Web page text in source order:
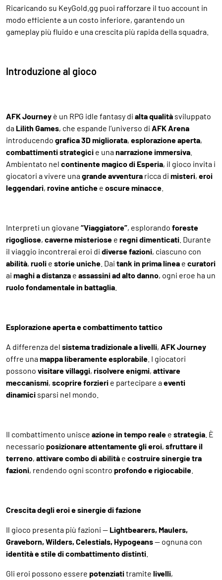
Ricaricando su KeyGold.gg puoi rafforzare il tuo account in
modo efficiente a un costo inferiore, garantendo un
gameplay più fluido e una crescita più rapida della squadra.
Introduzione al gioco
AFK Journey è un RPG idle fantasy di alta qualità sviluppato
da Lilith Games, che espande l’universo di AFK Arena
introducendo grafica 3D migliorata, esplorazione aperta,
combattimenti strategici e unanarrazione immersiva
Ambientato nel continente magico di Esperia, il gioco invita i
giocatori a vivere unagrande avventura ricca di misteri, eroi
leggendari, rovine antiche e oscure minacce
Interpreti un giovane “Viaggiatore”, esplorando foreste
rigogliose, caverne misteriose e regni dimenticati . Durante
il viaggio incontrerai eroi di diverse fazioni, ciascuno con
abilità, ruoli e storie uniche . Dai tank in prima linea e curatori
ai maghi a distanza e assassini ad alto danno, ogni eroe ha un
ruolo fondamentale in battaglia
Esplorazione aperta e combattimento tattico
A differenza del sistema tradizionale a livelli, AFK Journey
offre unamappa liberamente esplorabile . I giocatori
possono visitare villaggi, risolvere enigmi, attivare
meccanismi, scoprire forzieri e partecipare aeventi
dinamici sparsi nel mondo.
Il combattimento unisce azione in tempo reale e strategia . È
necessario posizionare attentamente gli eroi, sfruttare il
terreno, attivare combo di abilità e costruire sinergie tra
fazioni, rendendo ogni scontro profondo e rigiocabile
Crescita degli eroi e sinergie di fazione
Il gioco presenta più fazioni — Lightbearers, Maulers,
Graveborn, Wilders, Celestials, Hypogeans— ognuna con
identità e stile di combattimento distinti
Gli eroi possono essere potenziatitramite livelli,